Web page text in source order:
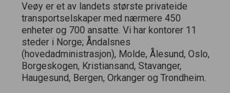
Veøy er et av landets største privateide
transportselskaper med nærmere 450
enheter og 700 ansatte. Vi har kontorer 11
steder i Norge; Åndalsnes
(hovedadministrasjon), Molde, Ålesund, Oslo,
Borgeskogen, Kristiansand, Stavanger,
Haugesund, Bergen, Orkanger og Trondheim.